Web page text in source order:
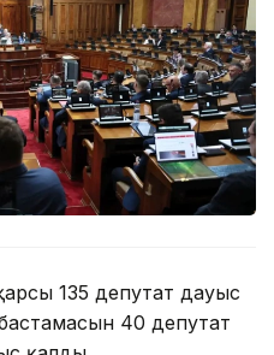
135 депутат дауыс
бастамасын 40 депутат